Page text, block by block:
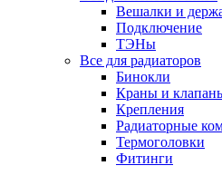
Вешалки и
Подключение
ТЭНы
Все для радиаторов
Бинокли
Краны и
Крепления
Радиаторные
Термоголовки
Фитинги